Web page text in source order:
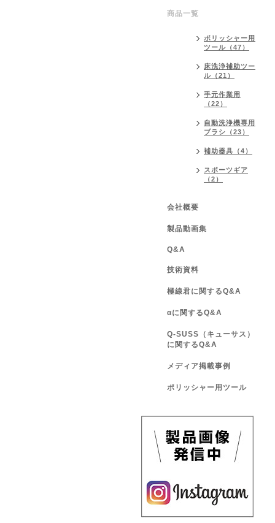
商品一覧
ポリッシャー用
ツール（47）
床洗浄補助ツー
ル（21）
手元作業用
（22）
自動洗浄機専用
ブラシ（23）
補助器具（4）
スポーツギア
（2）
会社概要
製品動画集
Q&A
技術資料
極線君に関するQ&A
αに関するQ&A
Q-SUSS（キューサス）
に関するQ&A
メディア掲載事例
ポリッシャー用ツール